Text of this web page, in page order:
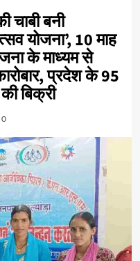
बनी
योजना’, 10 माह
के माध्यम से
प्रदेश के 95
बिक्री
0